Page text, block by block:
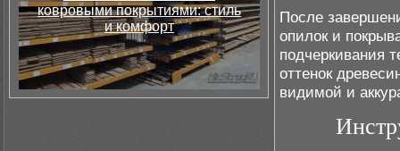
ковровыми покрытиями: стиль
и комфорт
После
опилок и
подчеркивания
оттенок
видимой и